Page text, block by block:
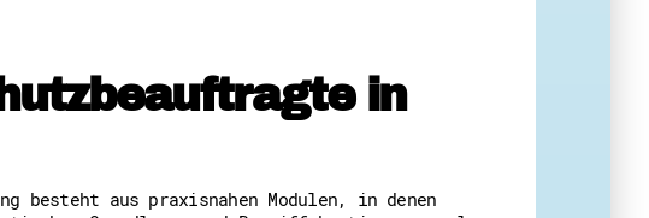
in
besteht aus praxisnahen Modulen, in denen